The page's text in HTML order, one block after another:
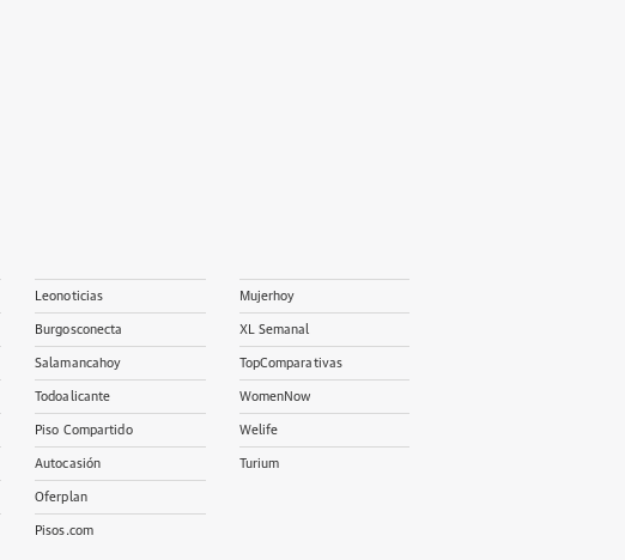
Leonoticias
Burgosconecta
Salamancahoy
Todoalicante
Piso Compartido
Autocasión
Oferplan
Pisos.com
Mujerhoy
XL Semanal
TopComparativas
WomenNow
Welife
Turium